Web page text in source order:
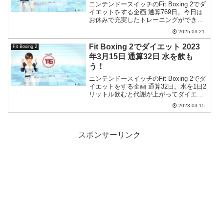
ニンテンドースイッチのFit Boxing 2でダ
イエットをする企画 通算769日。今日は
お休みで充実したトレーニングができま
2025.03.21
Fit Boxing 2
Fit Boxing 2でダイエット 2023
年3月15日 通算32日 水を飲も
う！
ニンテンドースイッチのFit Boxing 2でダ
イエットをする企画 通算32日。水を1日2
リットル飲むと代謝が上がってダイエッ
2023.03.15
スポンサーリンク